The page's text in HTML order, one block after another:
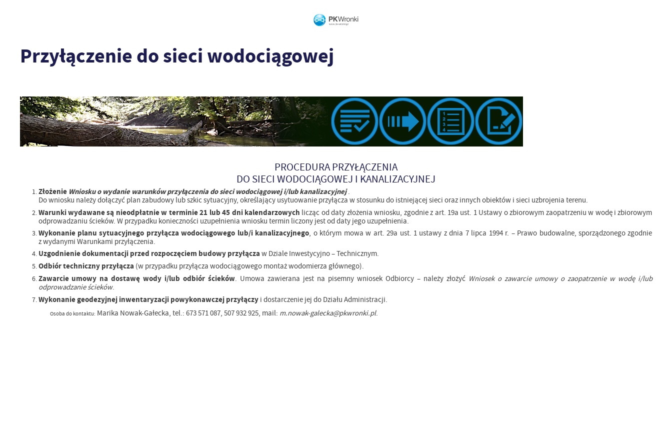
Przyłączenie do sieci wodociągowej
PROCEDURA PRZYŁĄCZENIA
DO SIECI WODOCIĄGOWEJ I KANALIZACYJNEJ
ZłożenieWniosku o wydanie warunków przyłączenia do sieci wodociągowej i/lub kanalizacyjnej.
Do wniosku należy dołączyć plan zabudowy lub szkic sytuacyjny, określający usytuowanie przyłącza w stosunku do istniejącej sieci oraz innych obiektów i sieci uzbrojenia terenu.
Warunki wydawane są nieodpłatnie w terminie 21 lub 45 dni kalendarzowych licząc od daty złożenia wniosku, zgodnie z art. 19a ust. 1 Ustawy o zbiorowym zaopatrzeniu w wodę i zbiorowym
odprowadzaniu ścieków. W przypadku konieczności uzupełnienia wniosku termin liczony jest od daty jego uzupełnienia.
Wykonanie planu sytuacyjnego przyłącza wodociągowego lub/i kanalizacyjnego, o którym mowa w art. 29a ust. 1 ustawy z dnia 7 lipca 1994 r. – Prawo budowalne, sporządzonego zgodnie
z wydanymi Warunkami przyłączenia.
Uzgodnienie dokumentacji przed rozpoczęciem budowy przyłącza w Dziale Inwestycyjno – Technicznym.
Odbiór techniczny przyłącza (w przypadku przyłącza wodociągowego montaż wodomierza głównego).
Zawarcie umowy na dostawę wody i/lub odbiór ścieków. Umowa zawierana jest na pisemny wniosek Odbiorcy –należy złożyć Wniosek o zawarcie umowy o zaopatrzenie w wodę i/lub
odprowadzanie ścieków.
Wykonanie geodezyjnej inwentaryzacji powykonawczej przyłączyi dostarczenie jej do Działu Administracji.
Osoba do kontaktu: Marika Nowak-Gałecka, tel.: 673 571 087, 507 932 925, mail: m.nowak-galecka@pkwronki.pl.